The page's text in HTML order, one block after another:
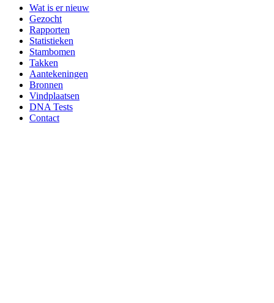
Wat is er nieuw
Gezocht
Rapporten
Statistieken
Stambomen
Takken
Aantekeningen
Bronnen
Vindplaatsen
DNA Tests
Contact